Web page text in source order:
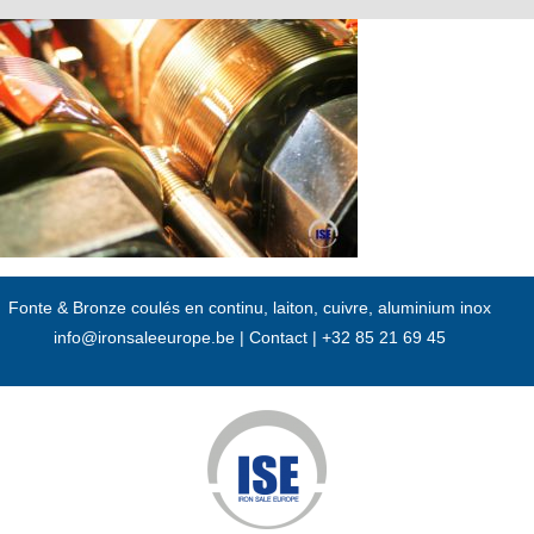
Passer
au
contenu
Fonte & Bronze coulés en continu, laiton, cuivre, aluminium inox
info@ironsaleeurope.be| Contact | +32 85 21 69 45